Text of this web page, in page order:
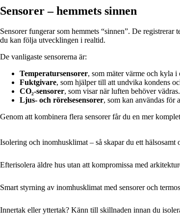
Sensorer – hemmets sinnen
Sensorer fungerar som hemmets “sinnen”. De
du kan följa utvecklingen i realtid.
De vanligaste sensorerna är:
Temperatursensorer, som mäter värme och kyla i
Fuktgivare, som hjälper till att undvika kondens
CO₂-sensorer, som visar när luften behöver vädras.
Ljus- och rörelsesensorer, som kan användas för
Genom att kombinera flera sensorer får du en mer
Isolering och inomhusklimat – så skapar du ett hälsosamt
Efterisolera äldre hus utan att kompromissa med
Smart styrning av inomhusklimat med sensorer och
Innertak eller yttertak? Känn till skillnaden innan du